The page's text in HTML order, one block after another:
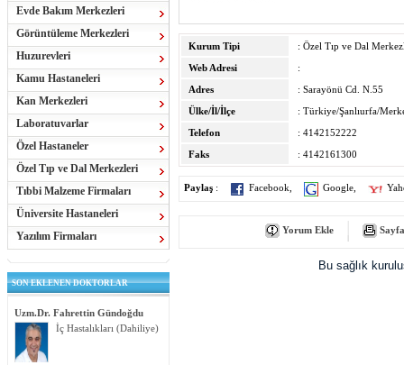
Evde Bakım Merkezleri
Görüntüleme Merkezleri
Huzurevleri
Kamu Hastaneleri
Kan Merkezleri
Laboratuvarlar
Özel Hastaneler
Özel Tıp ve Dal Merkezleri
Tıbbi Malzeme Firmaları
Üniversite Hastaneleri
Yazılım Firmaları
SON EKLENEN DOKTORLAR
Uzm.Dr. Fahrettin Gündoğdu
İç Hastalıkları (Dahiliye)
Kurum Tipi
: Özel Tıp ve Dal
Web Adresi
:
Adres
: Sarayönü Cd. N.55
Ülke/İl/İlçe
: Türkiye/Şanlıurfa/
Telefon
: 4142152222
Faks
: 4142161300
Paylaş : Facebook Google
Yorum Ekle
Bu sağlık